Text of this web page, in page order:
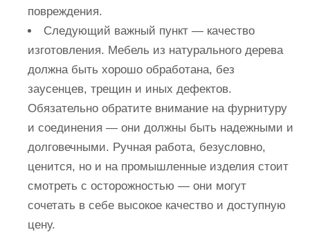
повреждения.
Следующий важный пункт — качество
изготовления. Мебель из натурального дерева
должна быть хорошо обработана, без
заусенцев, трещин и иных дефектов.
Обязательно обратите внимание на фурнитуру
и соединения — они должны быть надежными и
долговечными. Ручная работа, безусловно,
ценится, но и на промышленные изделия стоит
смотреть с осторожностью — они могут
сочетать в себе высокое качество и доступную
цену.